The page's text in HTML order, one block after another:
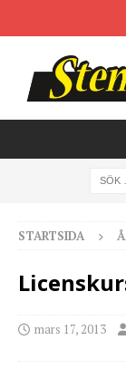
STARTSIDA
mars 17, 2013